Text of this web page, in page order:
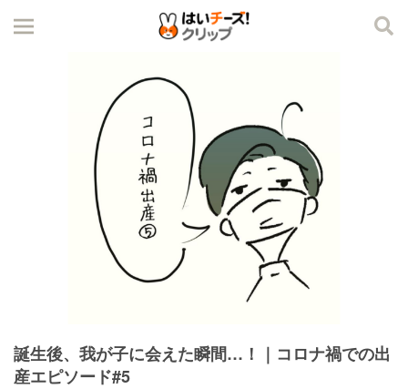
誕生後、我が子に会えた瞬間…！｜コロナ禍での出
産エピソード#5